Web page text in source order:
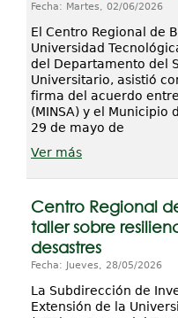
Fecha: Martes, 02/06/2026
El Centro Regional de
Universidad
del Departamento del
Universitario, asistió
firma del acuerdo
(MINSA) y el Municipio
29 de mayo de
Ver más
Centro Regional
taller sobre
desastres
Fecha: Jueves, 28/05/2026
La Subdirección de
Extensión de la